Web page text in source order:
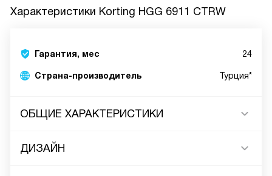
Характеристики Korting HGG 6911 CTRW
Гарантия, мес 24
Страна-производитель Турция*
ОБЩИЕ ХАРАКТЕРИСТИКИ
ДИЗАЙН